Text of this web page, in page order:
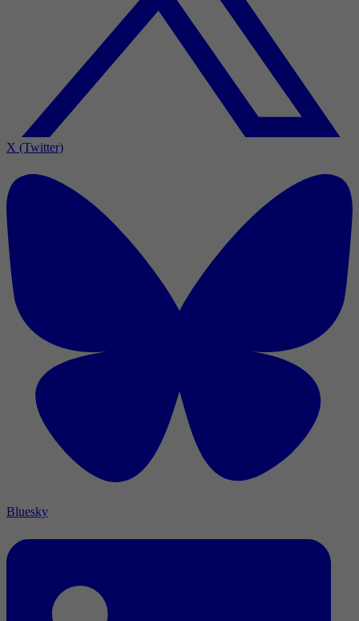
X (Twitter)
Bluesky